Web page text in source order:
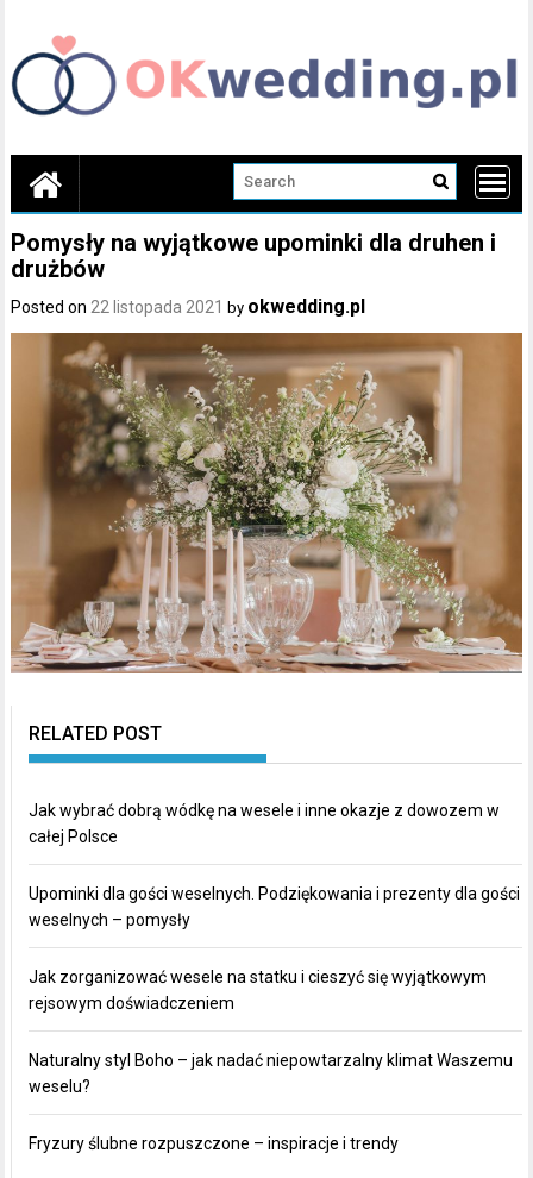
content
Pomysły na wyjątkowe upominki dla druhen i
drużbów
Posted on 22 listopada 2021 by okwedding.pl
RELATED POST
Jak wybrać dobrą wódkę na wesele i inne okazje z dowozem w
całej Polsce
Upominki dla gości weselnych. Podziękowania i prezenty dla gości
weselnych – pomysły
Jak zorganizować wesele na statku i cieszyć się wyjątkowym
rejsowym doświadczeniem
Naturalny styl Boho – jak nadać niepowtarzalny klimat Waszemu
weselu?
Fryzury ślubne rozpuszczone – inspiracje i trendy